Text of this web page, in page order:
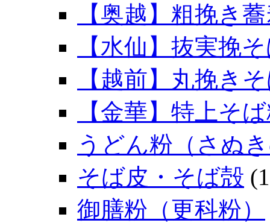
【奥越】粗挽き
【水仙】抜実挽
【越前】丸挽き
【金華】特上そ
うどん粉（さぬ
そば皮・そば殻
御膳粉（更科粉）